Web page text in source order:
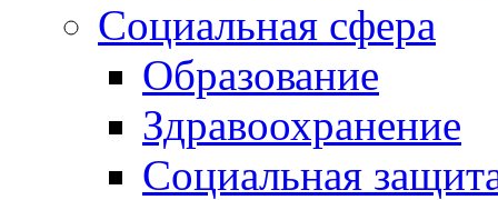
Социальная сфера
Образование
Здравоохранение
Социальная